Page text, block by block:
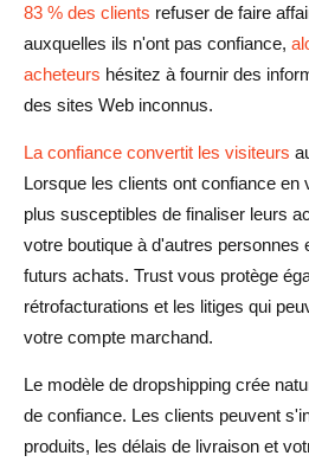
Faites preuve de transparence
d'expédition
Gérez les problèmes de manière
Conclusion
FAQ sur la confiance dans le
Combien de temps faut-il
confiance des clients dans une
Que dois-je faire si un client
83 % des clients refuser de faire
auxquelles ils n'ont pas confiance,
acheteurs hésitez à fournir des
des sites Web inconnus.
La confiance convertit les visiteurs
Lorsque les clients ont confiance en
plus susceptibles de finaliser leurs
votre boutique à d'autres personnes
futurs achats. Trust vous protège
rétrofacturations et les litiges qui
votre compte marchand.
Le modèle de dropshipping crée
de confiance. Les clients peuvent
produits, les délais de livraison et